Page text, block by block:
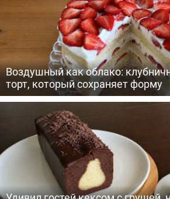
Воздушный как облако:
торт, который сохраняет форму